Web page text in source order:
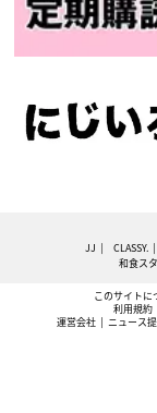
JJ CLASSY.
和食ス
このサイトに
利用規約
運営会社
ニュース